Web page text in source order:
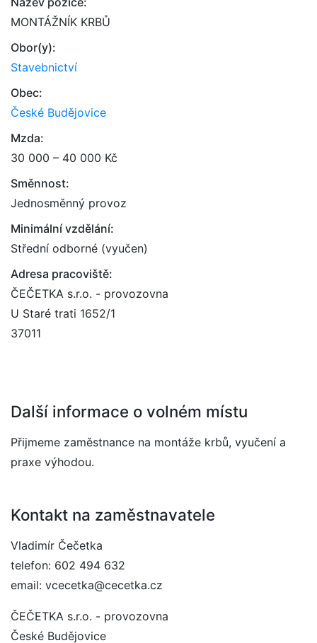
MONTÁŽNÍK KRBŮ
Obor(y):
Stavebnictví
Obec:
České Budějovice
Mzda:
30 000 – 40 000 Kč
Směnnost:
Jednosměnný provoz
Minimální vzdělání:
Střední odborné (vyučen)
Adresa pracoviště:
ČEČETKA s.r.o. - provozovna
U Staré trati 1652/1
37011
Další informace o volném místu
Přijmeme zaměstnance na montáže krbů, vyučení a
praxe výhodou.
Kontakt na zaměstnavatele
Vladimír Čečetka
telefon: 602 494 632
email: vcecetka@cecetka.cz
ČEČETKA s.r.o. - provozovna
České Budějovice